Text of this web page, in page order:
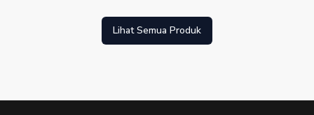
Lihat Semua Produk